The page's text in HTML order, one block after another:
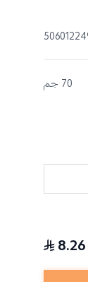
70 جم
8.26